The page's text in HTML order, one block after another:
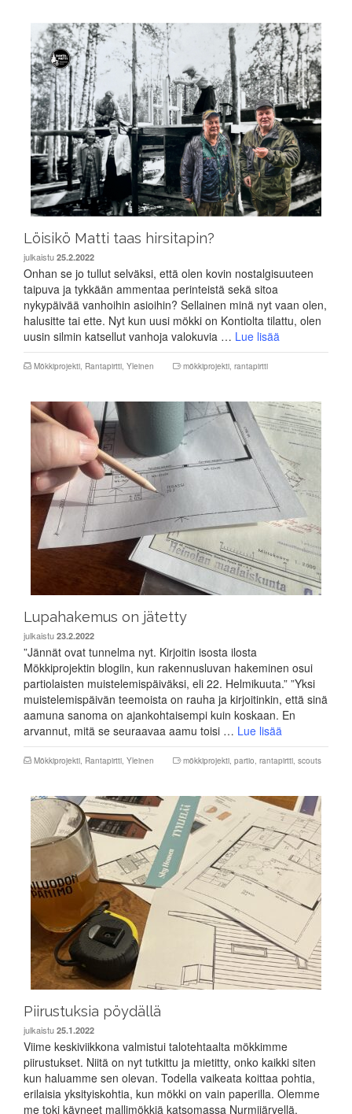
Löisikö Matti taas hirsitapin?
julkaistu 25.2.2022
Onhan se jo tullut selväksi, että olen kovin nostalgisuuteen
taipuva ja tykkään ammentaa perinteistä sekä sitoa
nykypäivää vanhoihin asioihin? Sellainen minä nyt vaan olen,
halusitte tai ette. Nyt kun uusi mökki on Kontiolta tilattu, olen
uusin silmin katsellut vanhoja valokuvia … Lue lisää
Mökkiprojekti, Rantapirtti, Yleinen mökkiprojekti, rantapirtti
Lupahakemus on jätetty
julkaistu 23.2.2022
”Jännät ovat tunnelma nyt. Kirjoitin isosta ilosta
Mökkiprojektin blogiin, kun rakennusluvan hakeminen osui
partiolaisten muistelemispäiväksi, eli 22. Helmikuuta.” ”Yksi
muistelemispäivän teemoista on rauha ja kirjoitinkin, että sinä
aamuna sanoma on ajankohtaisempi kuin koskaan. En
arvannut, mitä se seuraavaa aamu toisi … Lue lisää
Mökkiprojekti, Rantapirtti, Yleinen mökkiprojekti, partio, rantapirtti, scouts
Piirustuksia pöydällä
julkaistu 25.1.2022
Viime keskiviikkona valmistui talotehtaalta mökkimme
piirustukset. Niitä on nyt tutkittu ja mietitty, onko kaikki siten
kun haluamme sen olevan. Todella vaikeata koittaa pohtia,
erilaisia yksityiskohtia, kun mökki on vain paperilla. Olemme
me toki käyneet mallimökkiä katsomassa Nurmijärvellä,